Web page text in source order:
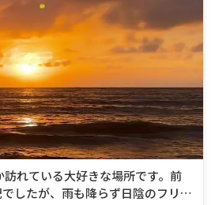
したが、雨も降らず日陰のフリー